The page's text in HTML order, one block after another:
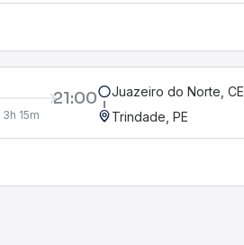
21:00
3h 15m
Juazeiro do Norte, CE
Trindade, PE